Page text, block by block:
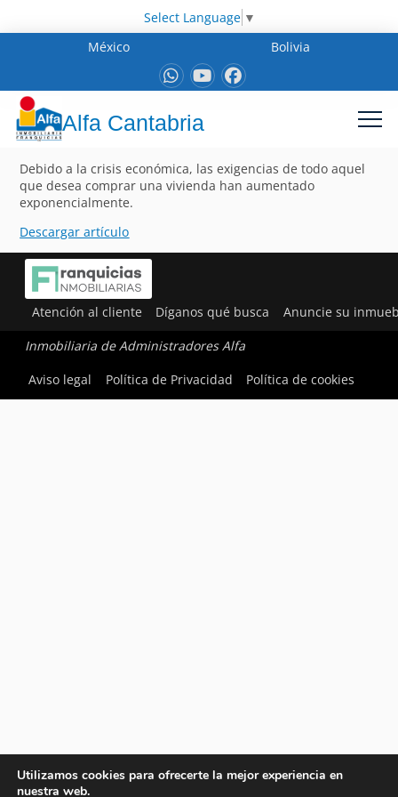
Select Language ▼
México
Bolivia
Alfa Cantabria
Debido a la crisis económica, las exigencias de todo aquel
que desea comprar una vivienda han aumentado
exponencialmente.
Descargar artículo
Atención al cliente Díganos qué busca Anuncie su
Inmobiliaria de Administradores Alfa
Aviso legal
Política de Privacidad Política de cookies
Utilizamos cookies para ofrecerte la mejor experiencia en
nuestra web.